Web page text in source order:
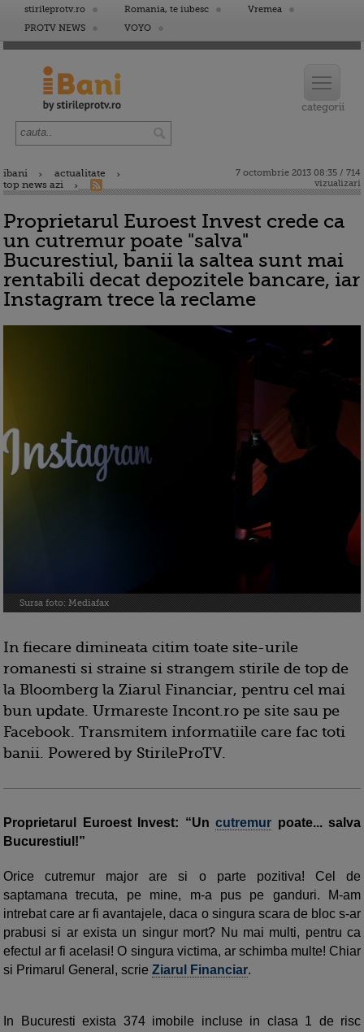
stirileprotv.ro Romania, te iubesc
Vremea
PROTV NEWS
VOYO
ibani
actualitate
top news azi
7 octombrie 2013 08:35 / 714
vizualizari
Proprietarul Euroest Invest crede ca
un cutremur poate "salva"
Bucurestiul, banii la saltea sunt mai
rentabili decat depozitele bancare, iar
Instagram trece la reclame
Sursa foto: Mediafax
In fiecare dimineata citim toate site-urile
romanesti si straine si strangem stirile de top de
la Bloomberg la Ziarul Financiar, pentru cel mai
bun update. Urmareste Incont.ro pe site sau pe
Facebook. Transmitem informatiile care fac toti
banii. Powered by StirileProTV.
Proprietarul Euroest Invest: “Un cutremur poate... salva
Bucurestiul!”
Orice cutremur major are si o parte pozitiva! Cel de
saptamana trecuta, pe mine, m-a pus pe ganduri. M-am
intrebat care ar fi avantajele, daca o singura scara de bloc s-ar
prabusi si ar exista un singur mort? Nu mai multi, pentru ca
efectul ar fi acelasi! O singura victima, ar schimba multe! Chiar
si Primarul General, scrie Ziarul Financiar.
In Bucuresti exista 374 imobile incluse in clasa 1 de risc